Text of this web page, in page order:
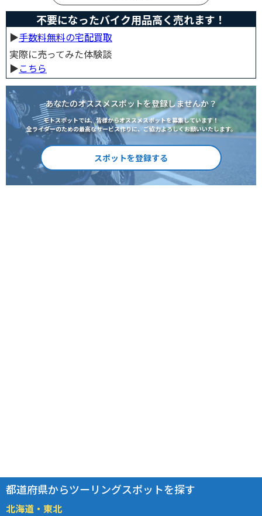
不要になったバイク用品高く売れます！
▶︎手数料無料の宅配買取
実際に売ってみた体験談
▶︎こちら
あなたのオススメスポットを登録しませんか？
モトスポットでは、皆様からオススメスポットを募集しています！
全ライダーのための最高なサービス作りに、ご協力よろしくお願いいたします。
スポットを登録する
都道府県からツーリングスポットを探す
北海道・東北